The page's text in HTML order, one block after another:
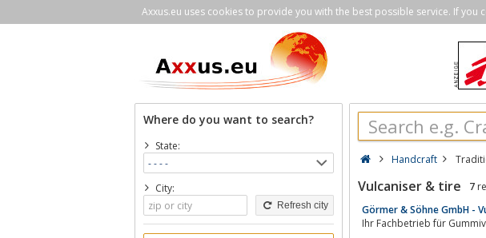
Axxus.eu uses cookies to provide you with the best possible service. If you
Where do you want to search?
State:
City:
Refresh city
Handcraft
Vulcaniser & tire 7
Görmer & Söhne GmbH -